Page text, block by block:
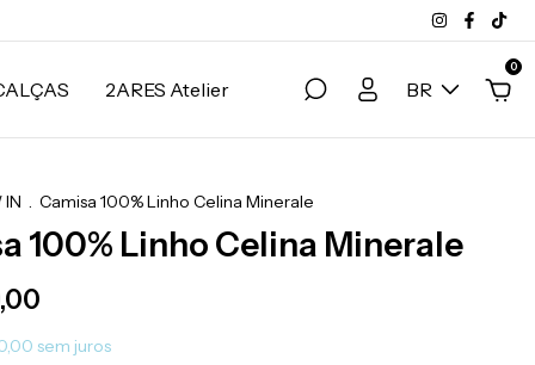
2ARES Atelier BR
0
IN . Camisa 100% Linho Celina Minerale
100% Linho Celina Minerale
sem juros